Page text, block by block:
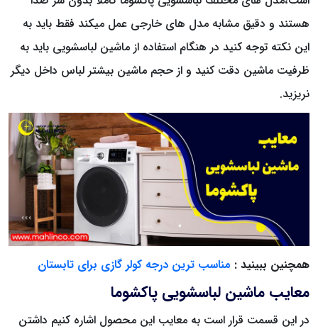
هستند و دقیق مشابه مدل های خارجی عمل میکند فقط باید به
این نکته توجه کنید در هنگام استفاده از ماشین لباسشویی باید به
ظرفیت ماشین دقت کنید و از حجم ماشین بیشتر لباس داخل دیگر
نریزید.
همچنین ببینید : مناسب ترین درجه کولر گازی برای تابستان
معایب ماشین لباسشویی پاکشوما
در این قسمت قرار است به معایب این محصول اشاره کنیم داشتن